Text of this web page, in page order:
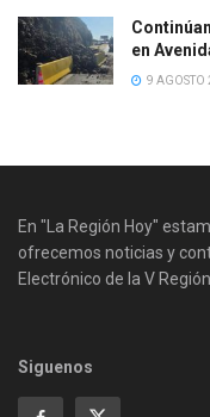
en
9 AGOSTO
En "La Región Hoy"
ofrecemos noticias y
Electrónico de la V Región.
Siguenos